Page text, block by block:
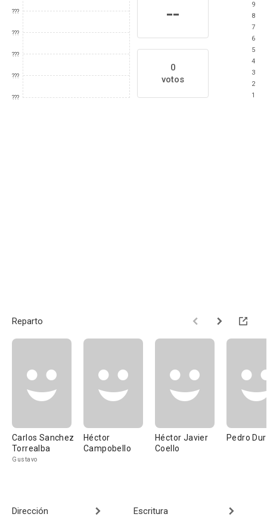
???
???
???
???
???
--
0
votos
9
8
7
6
5
4
3
2
1
Reparto
Carlos Sanchez
Torrealba
Gustavo
Héctor
Campobello
Héctor Javier
Coello
Pedro
Dirección Escritura